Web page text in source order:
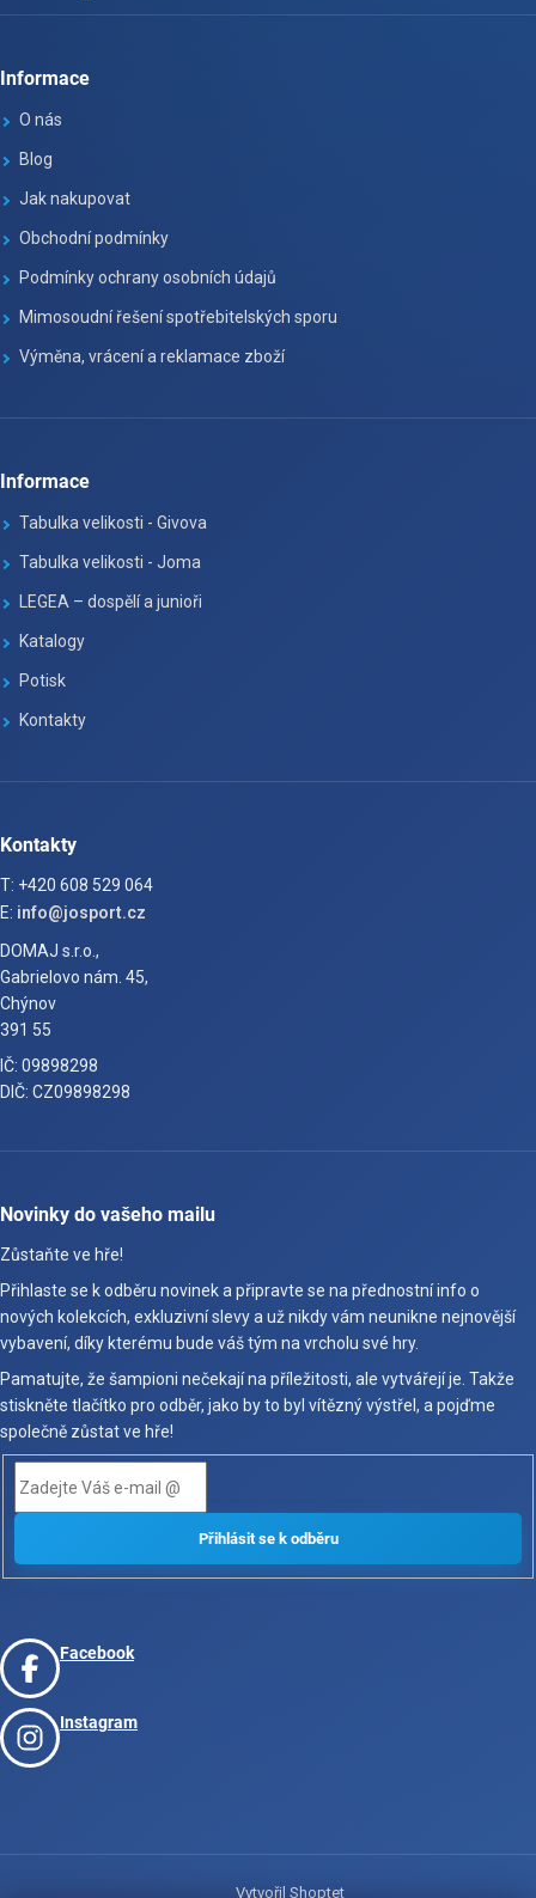
Informace
O nás
Blog
Jak nakupovat
Obchodní podmínky
Podmínky ochrany osobních údajů
Mimosoudní řešení spotřebitelských sporu
Výměna, vrácení a reklamace zboží
Informace
Tabulka velikosti - Givova
Tabulka velikosti - Joma
LEGEA – dospělí a junioři
Katalogy
Potisk
Kontakty
Kontakty
T: +420 608 529 064
E: info@josport.cz
DOMAJ s.r.o.,
Gabrielovo nám. 45,
Chýnov
391 55
IČ: 09898298
DIČ: CZ09898298
Novinky do vašeho mailu
Zůstaňte ve hře!
Přihlaste se k odběru novinek a připravte se na přednostní info o
nových kolekcích, exkluzivní slevy a už nikdy vám neunikne nejnovější
vybavení, díky kterému bude váš tým na vrcholu své hry.
Pamatujte, že šampioni nečekají na příležitosti, ale vytvářejí je. Takže
stiskněte tlačítko pro odběr, jako by to byl vítězný výstřel, a pojďme
společně zůstat ve hře!
Facebook
Instagram
Vytvořil Shoptet